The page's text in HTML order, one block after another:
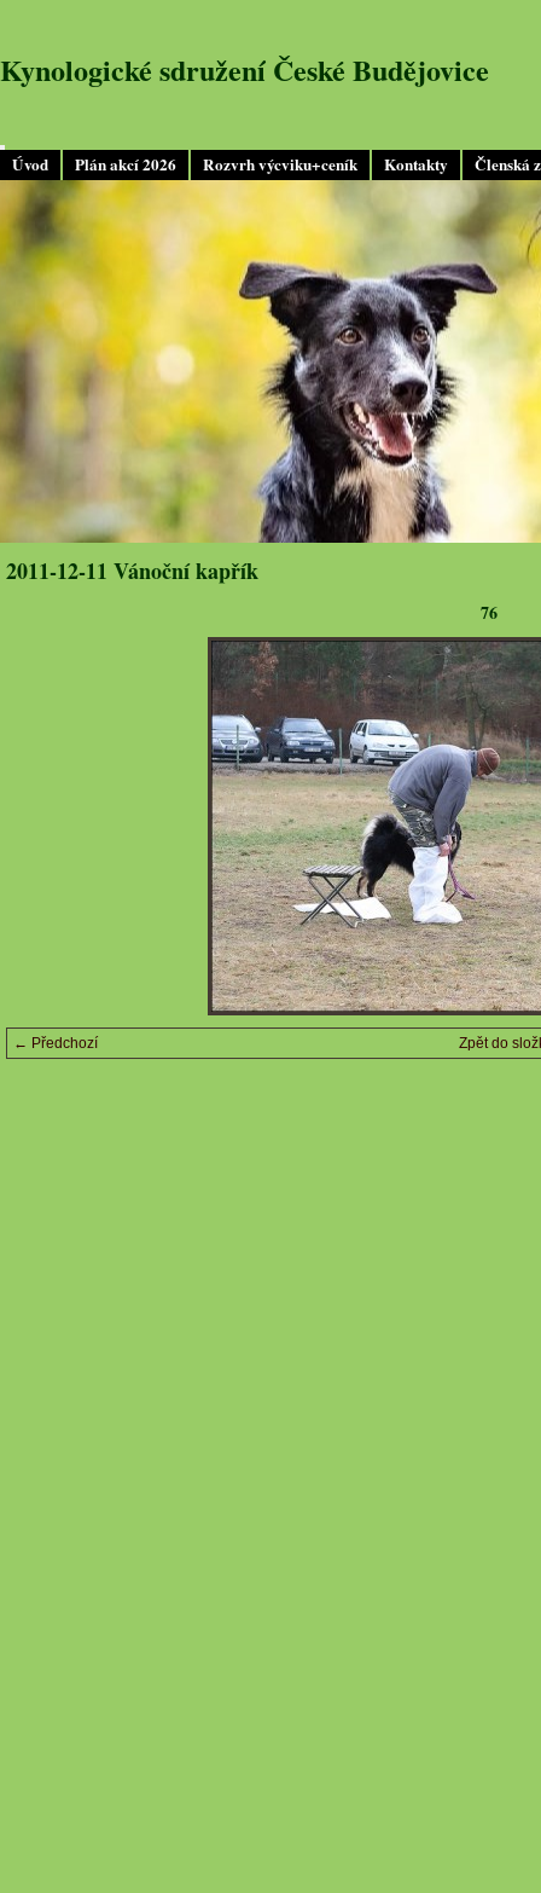
Úvod Plán akcí 2026 Rozvrh výcviku+ceník Kontakty Členská
Kynologické sdružení České Budějovice
2011-12-11 Vánoční kapřík
76
← Předchozí Zpět do